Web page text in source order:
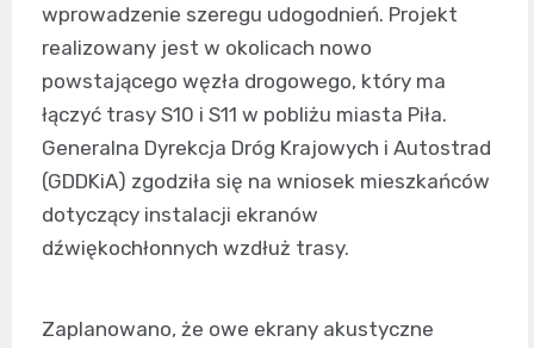
wprowadzenie szeregu udogodnień. Projekt
realizowany jest w okolicach nowo
powstającego węzła drogowego, który ma
łączyć trasy S10 i S11 w pobliżu miasta Piła.
Generalna Dyrekcja Dróg Krajowych i Autostrad
(GDDKiA) zgodziła się na wniosek mieszkańców
dotyczący instalacji ekranów
dźwiękochłonnych wzdłuż trasy.
Zaplanowano, że owe ekrany akustyczne